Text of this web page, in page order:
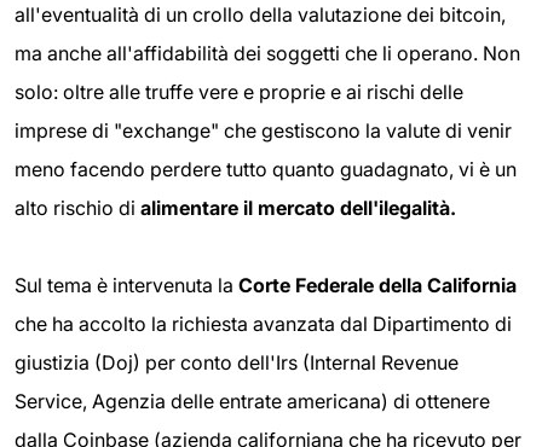
all'eventualità di un crollo della valutazione dei bitcoin,
ma anche all'affidabilità dei soggetti che li operano. Non
solo: oltre alle truffe vere e proprie e ai rischi delle
imprese di "exchange" che gestiscono la valute di venir
meno facendo perdere tutto quanto guadagnato, vi è un
alto rischio di alimentare il mercato dell'ilegalità.
Sul tema è intervenuta la Corte Federale della California
che ha accolto la richiesta avanzata dal Dipartimento di
giustizia (Doj) per conto dell'Irs (Internal Revenue
Service, Agenzia delle entrate americana) di ottenere
dalla Coinbase (azienda californiana che ha ricevuto per